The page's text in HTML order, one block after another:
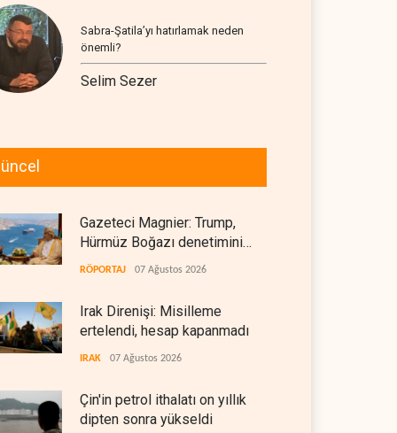
Sabra-Şatila’yı hatırlamak neden
önemli?
Selim Sezer
Gazeteci Magnier: Trump,
Hürmüz Boğazı denetimini
doğrudan İran ve Umman'a
RÖPORTAJ 07 Ağustos 2026
Irak Direnişi: Misilleme
ertelendi, hesap kapanmadı
IRAK 07 Ağustos 2026
Çin'in petrol ithalatı on yıllık
dipten sonra yükseldi